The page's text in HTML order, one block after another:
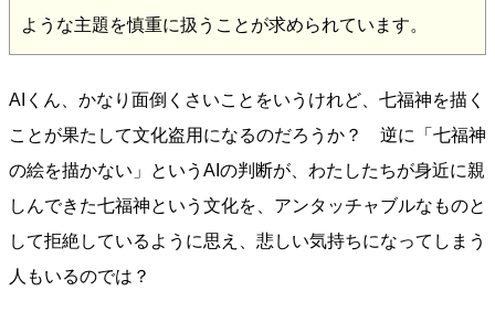
ような主題を慎重に扱うことが求められています。
AIくん、かなり面倒くさいことをいうけれど、七福神を描く
ことが果たして文化盗用になるのだろうか？ 逆に「七福神
の絵を描かない」というAIの判断が、わたしたちが身近に親
しんできた七福神という文化を、アンタッチャブルなものと
して拒絶しているように思え、悲しい気持ちになってしまう
人もいるのでは？